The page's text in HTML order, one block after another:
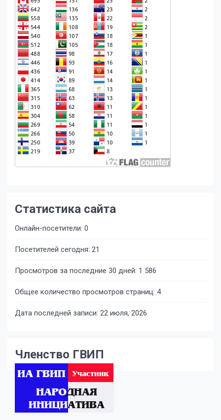
Статистика сайта
Онлайн-посетители: 0
Посетителей сегодня: 21
Просмотров за последние 30 дней: 1 586
Общее количество просмотров страниц: 4
Дата последней записи: 22 июля, 2026
Членство ГВИП